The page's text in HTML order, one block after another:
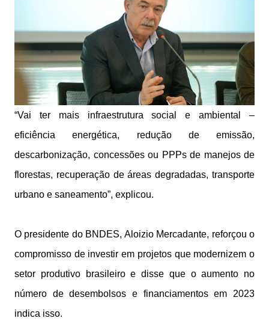
“Vai ter mais infraestrutura social e ambiental –
eficiência energética, redução de emissão,
descarbonização, concessões ou PPPs de manejos de
florestas, recuperação de áreas degradadas, transporte
urbano e saneamento”, explicou.
O presidente do BNDES, Aloizio Mercadante, reforçou o
compromisso de investir em projetos que modernizem o
setor produtivo brasileiro e disse que o aumento no
número de desembolsos e financiamentos em 2023
indica isso.